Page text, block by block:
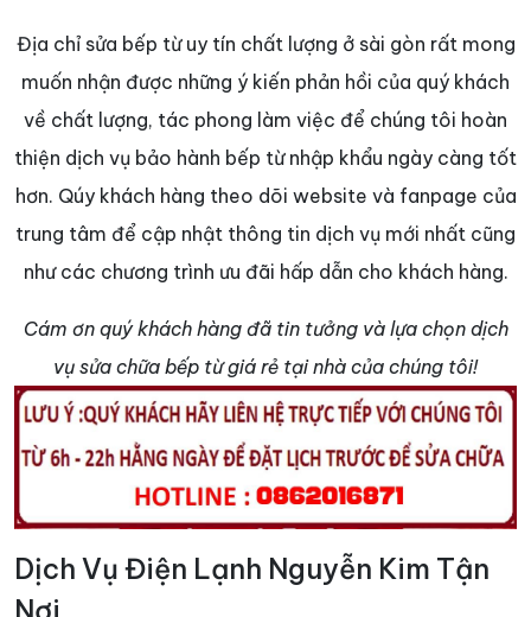
Địa chỉ sửa bếp từ uy tín chất lượng ở sài gòn rất mong
muốn nhận được những ý kiến phản hồi của quý khách
về chất lượng, tác phong làm việc để chúng tôi hoàn
thiện dịch vụ bảo hành bếp từ nhập khẩu ngày càng tốt
hơn. Qúy khách hàng theo dõi website và fanpage của
trung tâm để cập nhật thông tin dịch vụ mới nhất cũng
như các chương trình ưu đãi hấp dẫn cho khách hàng.
Cám ơn quý khách hàng đã tin tưởng và lựa chọn dịch
vụ sửa chữa bếp từ giá rẻ tại nhà của chúng tôi!
Dịch Vụ Điện Lạnh Nguyễn Kim Tận